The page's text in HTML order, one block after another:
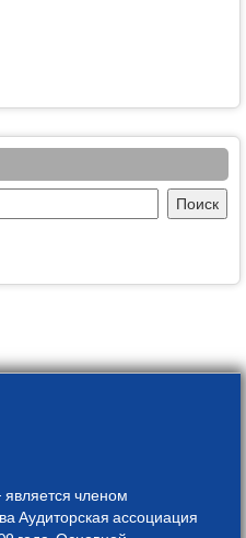
является членом
Аудиторская ассоциация